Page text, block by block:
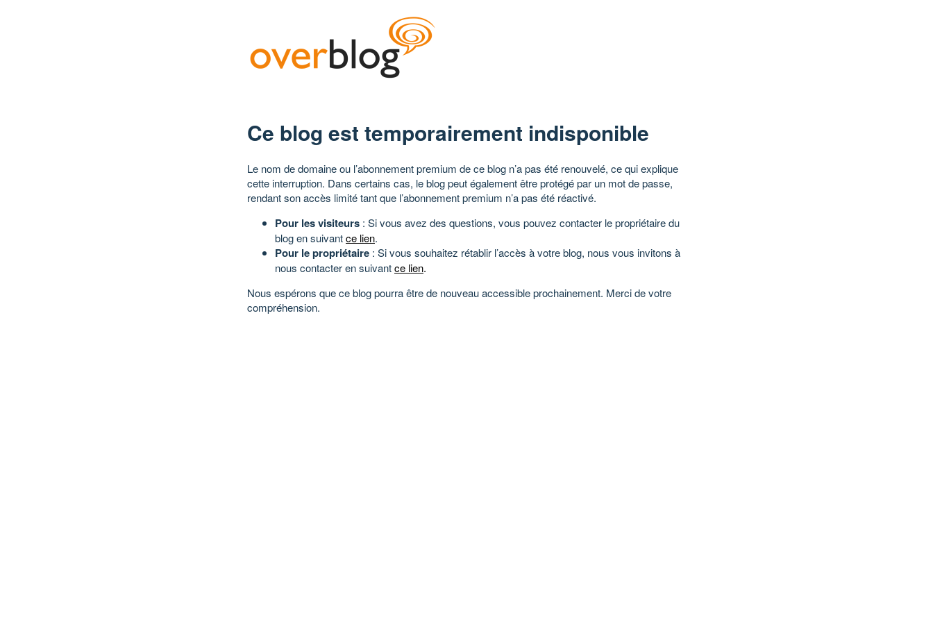
Ce blog est temporairement indisponible
Le nom de domaine ou l’abonnement premium de ce blog n’a pas été renouvelé, ce qui explique
cette interruption. Dans certains cas, le blog peut également être protégé par un mot de passe,
rendant son accès limité tant que l’abonnement premium n’a pas été réactivé.
Pour les visiteurs : Si vous avez des questions, vous pouvez contacter le propriétaire du
blog en suivantce lien.
Pour le propriétaire : Si vous souhaitez rétablir l’accès à votre blog, nous vous invitons à
nous contacter en suivantce lien.
Nous espérons que ce blog pourra être de nouveau accessible prochainement. Merci de votre
compréhension.